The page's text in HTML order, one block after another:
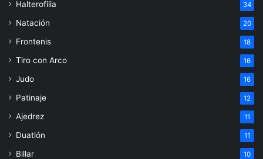
Halterofilia 34
Natación 20
Frontenis 18
Tiro con Arco 16
Judo 16
Patinaje 12
Ajedrez 11
Duatlón 11
Billar 10